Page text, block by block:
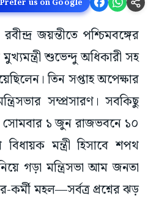
জয়ন্তীতে পশ্চিমবঙ্গের
শুভেন্দু অধিকারী সহ
তিন সপ্তাহ অপেক্ষার
সম্প্রসারণ। সবকিছু
১ জুন রাজভবনে ১০
মন্ত্রী হিসাবে শপথ
গড়া মন্ত্রিসভা আম জনতা
মহল—সর্বত্র প্রশ্নের ঝড়